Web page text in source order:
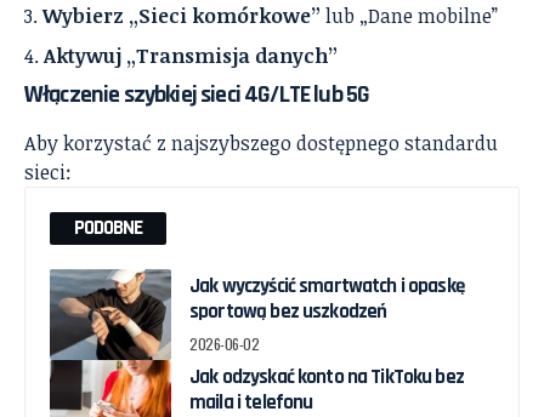
Wybierz „Sieci komórkowe” lub „Dane mobilne”
Aktywuj „Transmisja danych”
Włączenie szybkiej sieci 4G/LTE lub 5G
Aby korzystać z najszybszego dostępnego standardu
sieci:
PODOBNE
Jak wyczyścić smartwatch i opaskę
sportową bez uszkodzeń
2026-06-02
Jak odzyskać konto na TikToku bez
maila i telefonu